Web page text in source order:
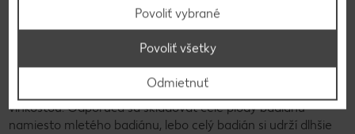
práškoch a zmesiach z piatich korenín, ako ich poznáme z
bolo korenie chránené pred priamym slnečným žiarením a
vlhkosťou. Odporúča sa skladovať celé plody badiánu
namiesto mletého badiánu, lebo celý badián si udrží dlhšie
Povoliť vybrané
Odmietnuť
Povoliť všetky